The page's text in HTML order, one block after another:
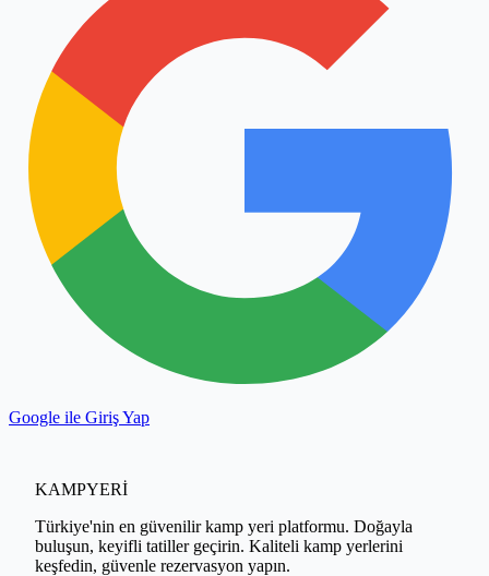
Google ile Giriş Yap
KAMPYERİ
Türkiye'nin en güvenilir kamp yeri platformu. Doğayla
buluşun, keyifli tatiller geçirin. Kaliteli kamp yerlerini
keşfedin, güvenle rezervasyon yapın.